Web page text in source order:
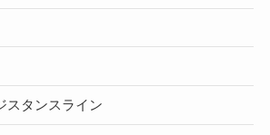
スタンスライン